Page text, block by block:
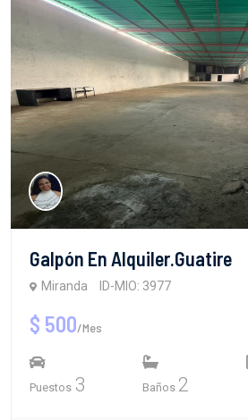
Galpón En Alquiler.Guatire
Miranda ID-MIO: 3977
$ 500/Mes
Puestos 3 Baños 2